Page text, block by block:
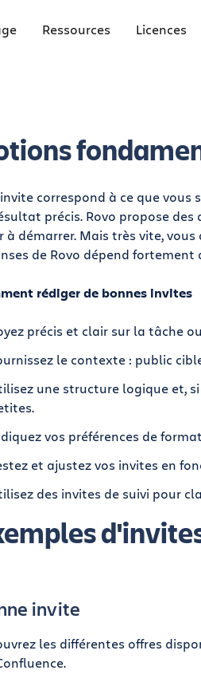
Ressources Licences
correspond à ce que
précis. Rovo propose
à démarrer. Mais très vite,
de Rovo dépend
rédiger de bonnes invites
précis et clair sur la tâche
le contexte : public
une structure logique et,
vos préférences de
et ajustez vos invites en
des invites de suivi pour
invite
les différentes offres